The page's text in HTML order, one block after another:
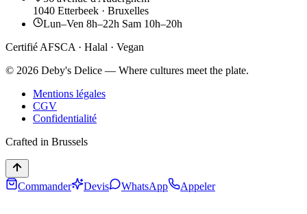
1040 Etterbeek · Bruxelles
Lun–Ven 8h–22h Sam 10h–20h
Certifié AFSCA · Halal · Vegan
© 2026 Deby's Delice — Where cultures meet the plate.
Mentions légales
CGV
Confidentialité
Crafted in Brussels
Commander Devis WhatsApp Appeler